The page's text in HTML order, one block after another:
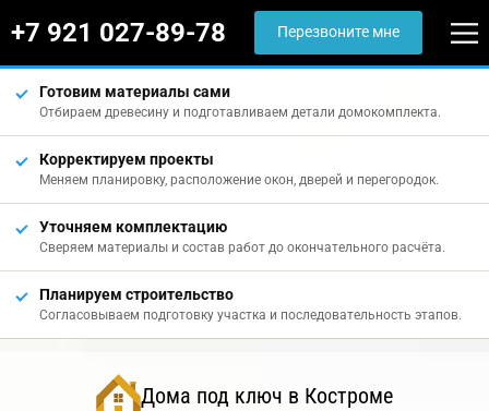
+7 921 027-89-78 Перезвоните мне
Готовим материалы сами
Отбираем древесину и подготавливаем детали домокомплекта.
Корректируем проекты
Меняем планировку, расположение окон, дверей и перегородок.
Уточняем комплектацию
Сверяем материалы и состав работ до окончательного расчёта.
Планируем строительство
Согласовываем подготовку участка и последовательность этапов.
Дома под ключ в Костроме